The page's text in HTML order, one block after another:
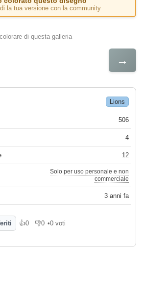
la tua versione con la community
di questa galleria
→
Lions
506
4
12
Solo per uso personale e non
commerciale
3 anni fa
👍0
Mi piace
👎0
Non mi piace
•0 voti